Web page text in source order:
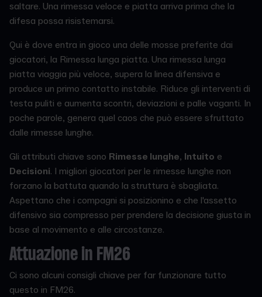
saltare. Una rimessa veloce e piatta arriva prima che la
difesa possa risistemarsi.
Qui è dove entra in gioco una delle mosse preferite dai
giocatori, la Rimessa lunga piatta. Una rimessa lunga
piatta viaggia più veloce, supera la linea difensiva e
produce un primo contatto instabile. Riduce gli interventi di
testa puliti e aumenta scontri, deviazioni e palle vaganti. In
poche parole, genera quel caos che può essere sfruttato
dalle rimesse lunghe.
Gli attributi chiave sono Rimesse lunghe, Intuito e
Decisioni. I migliori giocatori per le rimesse lunghe non
forzano la battuta quando la struttura è sbagliata.
Aspettano che i compagni si posizionino e che l'assetto
difensivo sia compresso per prendere la decisione giusta in
base al movimento e alle circostanze.
Attuazione in FM26
Ci sono alcuni consigli chiave per far funzionare tutto
questo in FM26.